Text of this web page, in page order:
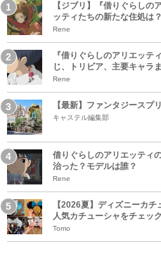
【ジブリ】『借りぐらしの
ッティたちの新たな住処は
Rene
『借りぐらしのアリエッテ
じ、トリビア、主要キャラ
Rene
【最新】ファンタジースプ
キャステル編集部
借りぐらしのアリエッティ
治った？モデルは誰？
Rene
【2026夏】ディズニーカ
人気カチューシャをチェック
Tomo